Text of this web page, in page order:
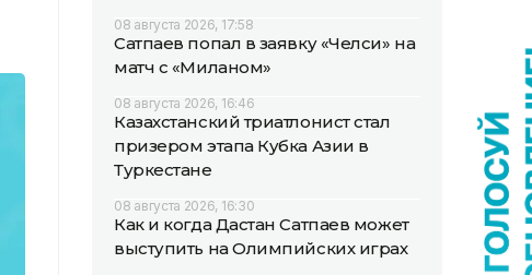
08 августа 2026, 17:58
Сатпаев попал в заявку «Челси» на
матч с «Миланом»
08 августа 2026, 16:46
Казахстанский триатлонист стал
призером этапа Кубка Азии в
Туркестане
08 августа 2026, 16:30
Как и когда Дастан Сатпаев может
выступить на Олимпийских играх